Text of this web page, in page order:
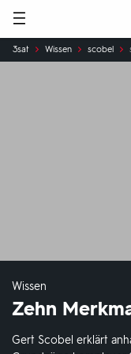
Hauptnavigation
Sie
sind
3sat Wissen scobel
Wissen
Zehn
Gert Scobel erklärt